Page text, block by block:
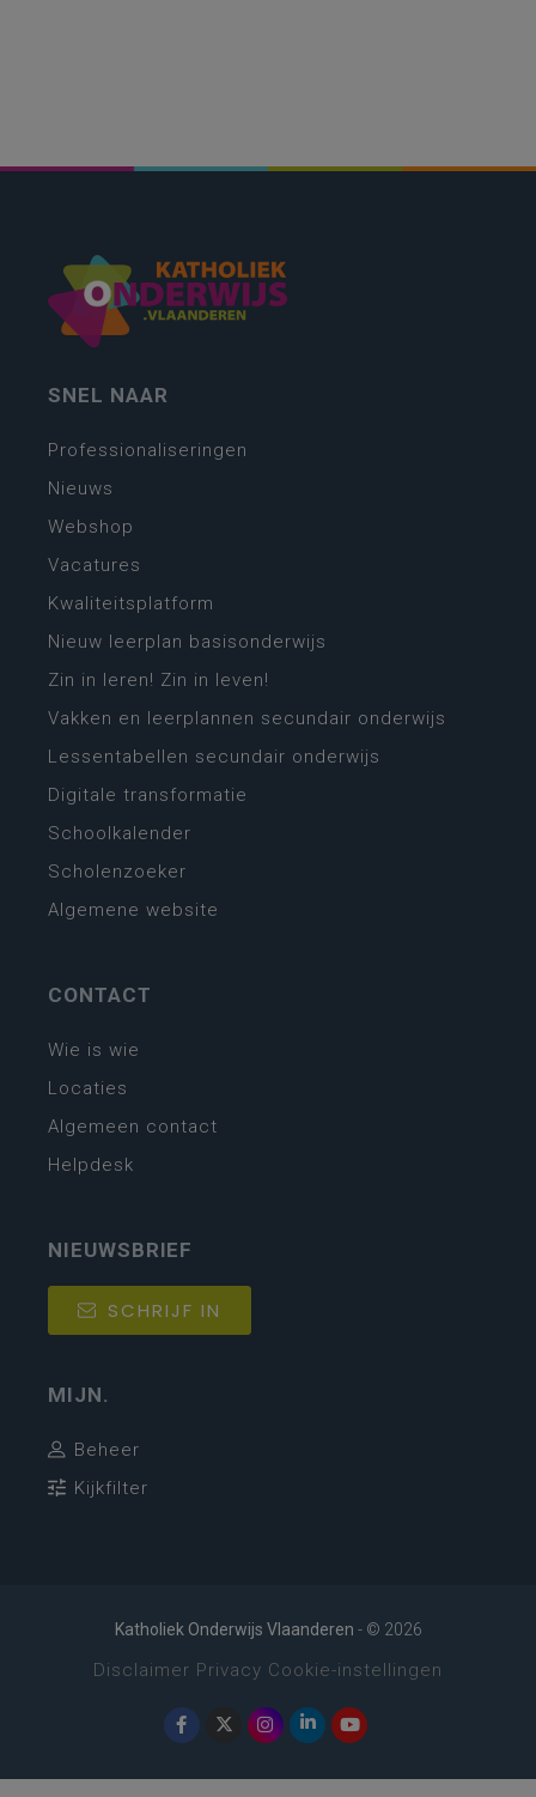
SNEL NAAR
Professionaliseringen
Nieuws
Webshop
Vacatures
Kwaliteitsplatform
Nieuw leerplan basisonderwijs
Zin in leren! Zin in leven!
Vakken en leerplannen secundair onderwijs
Lessentabellen secundair onderwijs
Digitale transformatie
Schoolkalender
Scholenzoeker
Algemene website
CONTACT
Wie is wie
Locaties
Algemeen contact
Helpdesk
NIEUWSBRIEF
SCHRIJF IN
MIJN.
Beheer
Kijkfilter
Katholiek Onderwijs Vlaanderen - © 2026
Disclaimer Privacy Cookie-instellingen